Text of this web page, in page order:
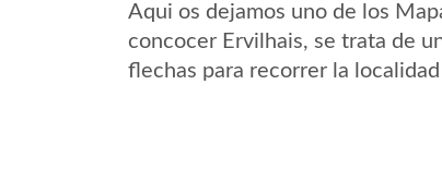
Aqui os dejamos uno de los
concocer Ervilhais, se trata de
flechas para recorrer la